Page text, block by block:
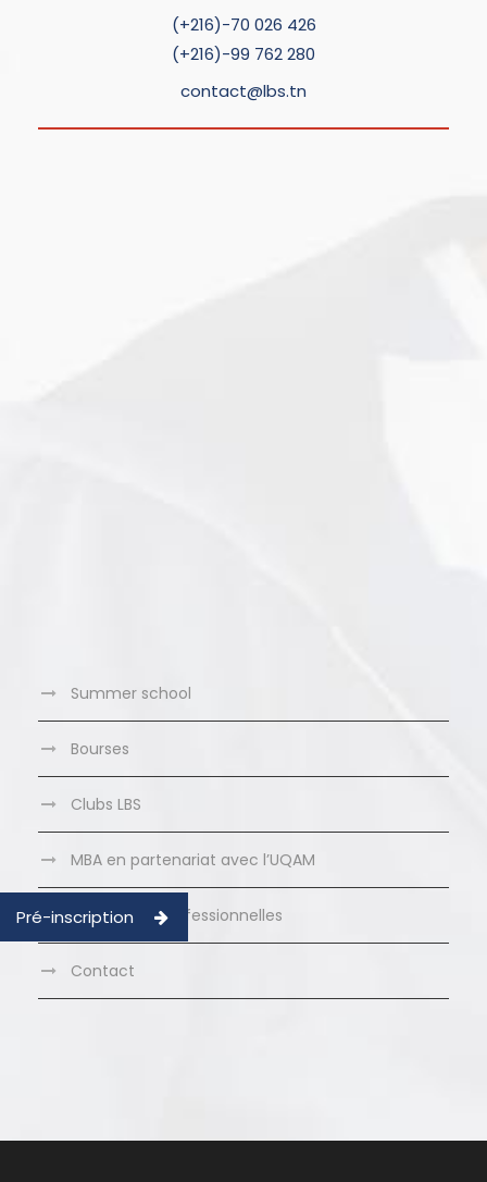
(+216)-70 026 426
(+216)-99 762 280
contact@lbs.tn
Summer school
Bourses
Clubs LBS
MBA en partenariat avec l’UQAM
Formations Professionnelles
Contact
Pré-inscription